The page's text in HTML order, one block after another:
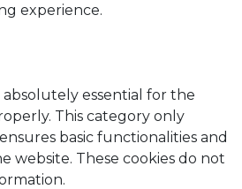
experience.
absolutely essential for the
This category only
basic functionalities and
website. These cookies do not